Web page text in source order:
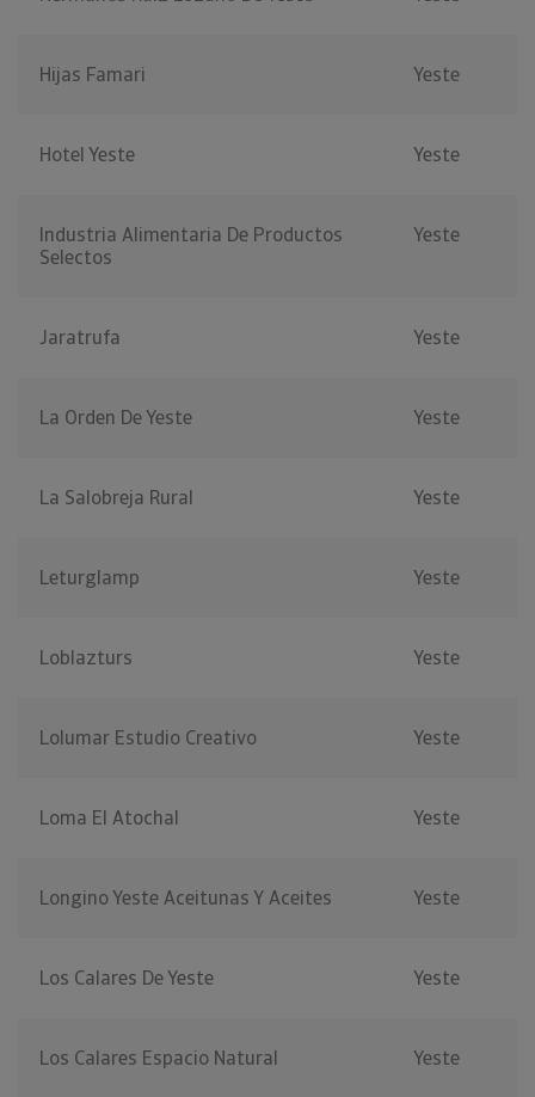
Hijas Famari Yeste
Hotel Yeste Yeste
Industria Alimentaria De Productos
Selectos
Yeste
Jaratrufa Yeste
La Orden De Yeste Yeste
La Salobreja Rural Yeste
Leturglamp Yeste
Loblazturs Yeste
Lolumar Estudio Creativo Yeste
Loma El Atochal Yeste
Longino Yeste Aceitunas Y Aceites Yeste
Los Calares De Yeste Yeste
Los Calares Espacio Natural Yeste